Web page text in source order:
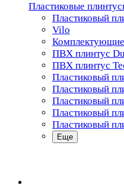
Пластиковые
Пластиковый
Vilo
Комплектующие
ПВХ плинтус
ПВХ плинтус
Пластиковый
Пластиковый
Пластиковый
Пластиковый
Пластиковый
Еще